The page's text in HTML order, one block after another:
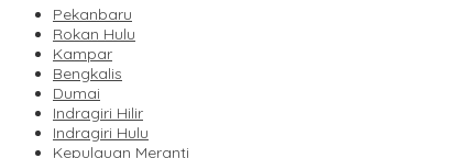
Pekanbaru
Rokan Hulu
Kampar
Bengkalis
Dumai
Indragiri Hilir
Indragiri Hulu
Kepulauan Meranti